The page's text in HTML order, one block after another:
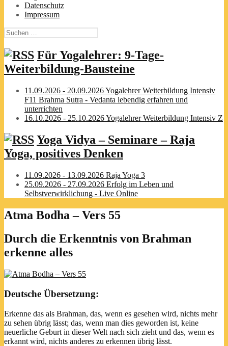
Datenschutz
Impressum
Suchen
nach:
Für Yogalehrer: 9-Tage-
Weiterbildung-Bausteine
11.09.2026 - 20.09.2026 Yogalehrer Weiterbildung Intensiv
F11 Brahma Sutra - Vedanta lebendig erfahren und
unterrichten
16.10.2026 - 25.10.2026 Yogalehrer Weiterbildung Intensiv Z
Yoga Vidya – Seminare – Raja
Yoga, positives Denken
11.09.2026 - 13.09.2026 Raja Yoga 3
25.09.2026 - 27.09.2026 Erfolg im Leben und
Selbstverwirklichung - Live Online
Atma Bodha – Vers 55
Durch die Erkenntnis von Brahman
erkenne alles
Deutsche Übersetzung:
Erkenne das als Brahman, das, wenn es gesehen wird, nichts mehr
zu sehen übrig lässt; das, wenn man dies geworden ist, keine
neuerliche Geburt in dieser Welt nach sich zieht und das, wenn es
erkannt wird, nichts anderes zu erkennen übrig lässt.